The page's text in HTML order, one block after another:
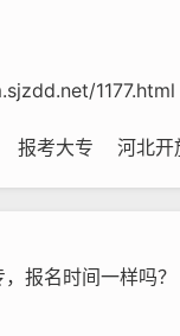
1177.html
报考大专 河北开
报名时间一样吗？